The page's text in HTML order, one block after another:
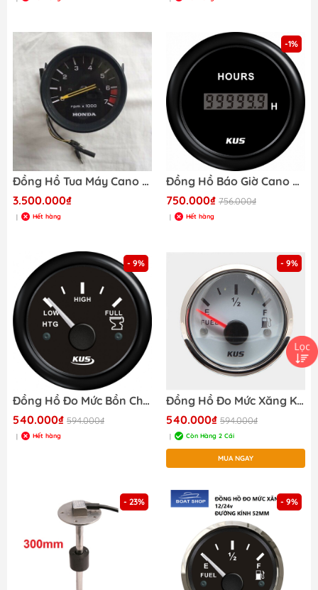
Đồng Hồ Tua Máy Cano Honda 37250-ZV5-822
3.500.000₫
| Hết hàng
-1%
Đồng Hồ Báo Giờ Cano KUS, 12/24V, Đường Kính 52mm, mã KY39201
750.000₫ 756.000₫
| Hết hàng
- 9%
Đồng Hồ Đo Mức Bồn Chứa Toilet Cho Tàu Cano, Đường Kính 52mm, Tần Số 0-190ohm
540.000₫ 594.000₫
| Hết hàng
- 9%
Đồng Hồ Đo Mức Xăng KY10100 12/24V Tần Số 0-190ohm
540.000₫ 594.000₫
| Còn Hàng 2 Cái
MUA NGAY
- 23% - 9%